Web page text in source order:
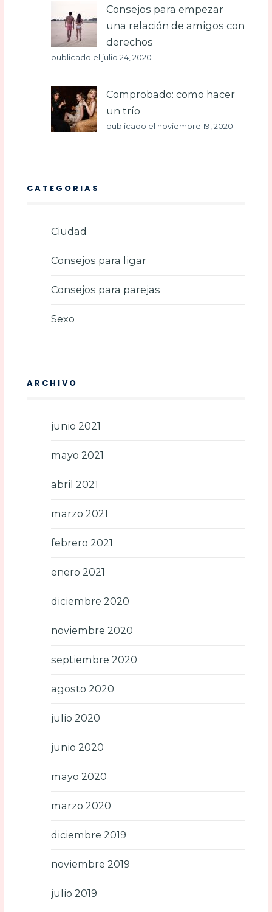
Consejos para empezar
una relación de amigos con
derechos
publicado el julio 24, 2020
Comprobado: como hacer
un trío
publicado el noviembre 19, 2020
CATEGORIAS
Ciudad
Consejos para ligar
Consejos para parejas
Sexo
ARCHIVO
junio 2021
mayo 2021
abril 2021
marzo 2021
febrero 2021
enero 2021
diciembre 2020
noviembre 2020
septiembre 2020
agosto 2020
julio 2020
junio 2020
mayo 2020
marzo 2020
diciembre 2019
noviembre 2019
julio 2019